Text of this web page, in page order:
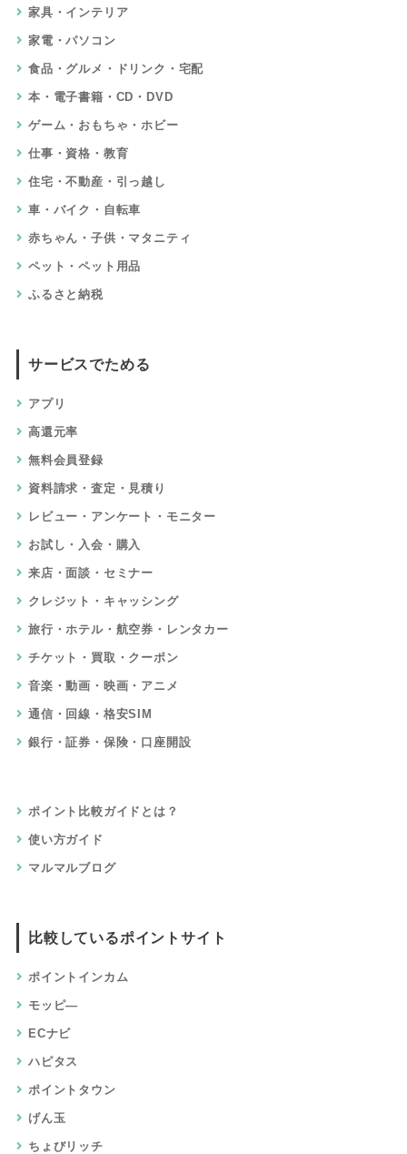
家具・インテリア
家電・パソコン
食品・グルメ・ドリンク・宅配
本・電子書籍・CD・DVD
ゲーム・おもちゃ・ホビー
仕事・資格・教育
住宅・不動産・引っ越し
車・バイク・自転車
赤ちゃん・子供・マタニティ
ペット・ペット用品
ふるさと納税
サービスでためる
アプリ
高還元率
無料会員登録
資料請求・査定・見積り
レビュー・アンケート・モニター
お試し・入会・購入
来店・面談・セミナー
クレジット・キャッシング
旅行・ホテル・航空券・レンタカー
チケット・買取・クーポン
音楽・動画・映画・アニメ
通信・回線・格安SIM
銀行・証券・保険・口座開設
ポイント比較ガイドとは？
使い方ガイド
マルマルブログ
比較しているポイントサイト
ポイントインカム
モッピ―
ECナビ
ハピタス
ポイントタウン
げん玉
ちょびリッチ